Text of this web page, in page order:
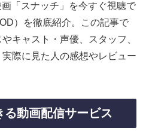
「スナッチ」を今すぐ視聴で
）を徹底紹介。この記事で
キャスト・声優、スタッフ、
際に見た人の感想やレビュー
る動画配信サービス